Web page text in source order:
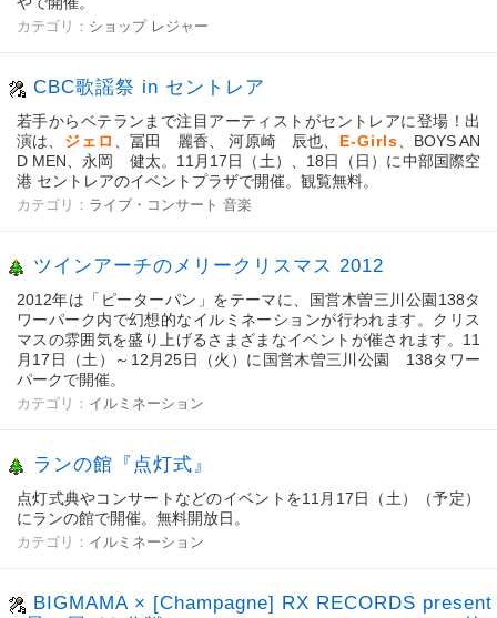
カテゴリ： ショップ レジャー
CBC歌謡祭 in セントレア
若手からベテランまで注目アーティストがセントレアに登場！出
演は、 ジェロ 、冨田 麗香、 河原崎 辰也、 E-Girls 、BOYS AN
D MEN、永岡 健太。11月17日（土）、18日（日）に中部国際空
港 セントレアのイベントプラザで開催。観覧無料。
カテゴリ： ライブ・コンサート 音楽
ツインアーチのメリークリスマス 2012
2012年は「ピーターパン」をテーマに、国営木曽三川公園138タ
ワーパーク内で幻想的なイルミネーションが行われます。クリス
マスの雰囲気を盛り上げるさまざまなイベントが催されます。11
月17日（土）～12月25日（火）に国営木曽三川公園 138タワー
パークで開催。
カテゴリ： イルミネーション
ランの館『点灯式』
点灯式典やコンサートなどのイベントを11月17日（土）（予定）
にランの館で開催。無料開放日。
カテゴリ： イルミネーション
BIGMAMA × [Champagne] RX RECORDS present